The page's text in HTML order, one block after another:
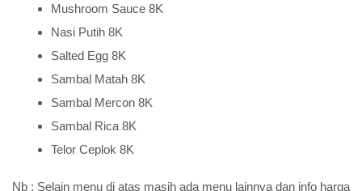
Mushroom Sauce 8K
Nasi Putih 8K
Salted Egg 8K
Sambal Matah 8K
Sambal Mercon 8K
Sambal Rica 8K
Telor Ceplok 8K
Nb : Selain menu di atas masih ada menu lainnya dan info harga